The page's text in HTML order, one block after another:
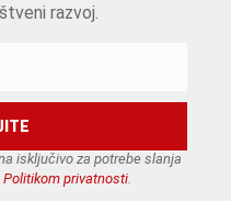
razvoj.
isključivo za potrebe slanja
Politikom privatnosti.